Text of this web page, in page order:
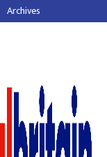
Archives